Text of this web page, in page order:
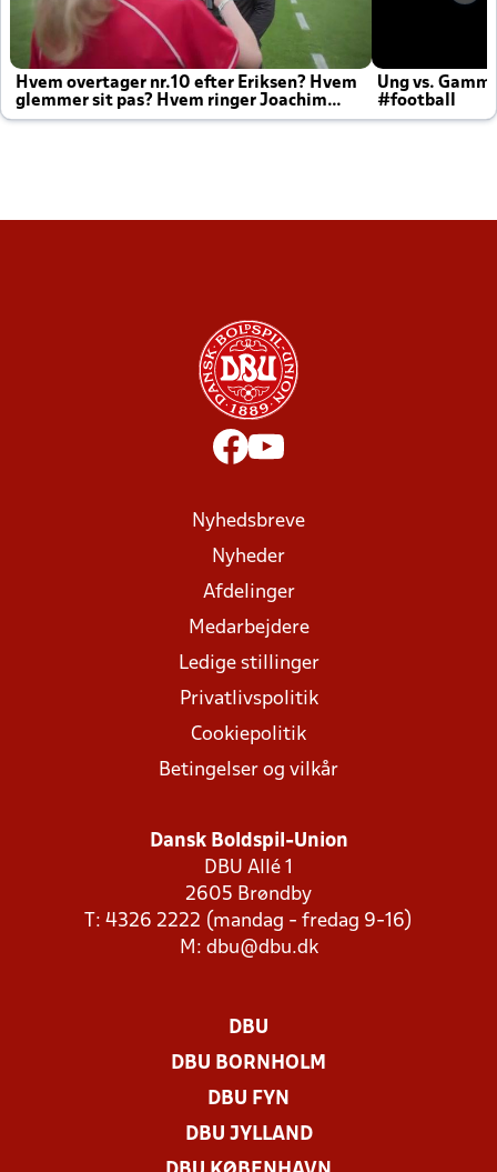
Hvem overtager nr.10 efter Eriksen? Hvem
glemmer sit pas? Hvem ringer Joachim
altid til efter kampe?
Ung vs.
#football
Nyhedsbreve
Nyheder
Afdelinger
Medarbejdere
Ledige stillinger
Privatlivspolitik
Cookiepolitik
Betingelser og vilkår
Dansk Boldspil-Union
DBU Allé 1
2605 Brøndby
T: 4326 2222 (mandag - fredag 9-16)
M: dbu@dbu.dk
DBU
DBU BORNHOLM
DBU FYN
DBU JYLLAND